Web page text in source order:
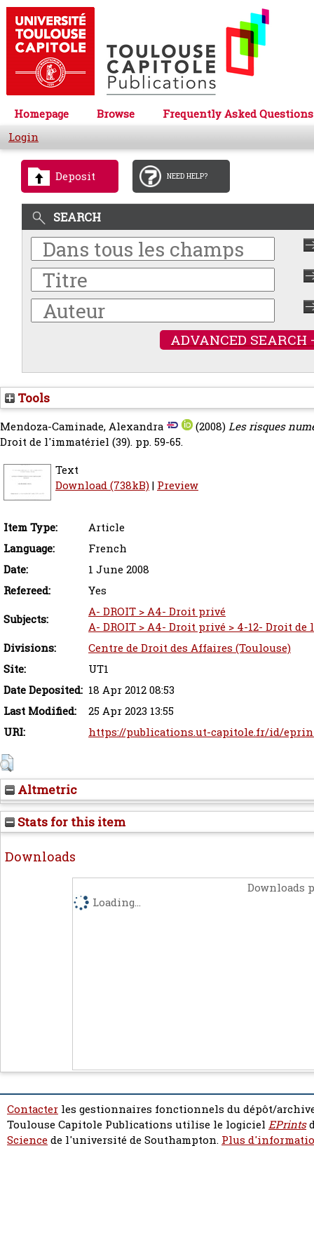
Homepage Browse
Frequently Asked Questions
Login
Deposit NEED HELP?
SEARCH
ADVANCED SEARCH
Tools
Mendoza-Caminade, Alexandra (2008)Les risques
Droit de l'immatériel (39). pp. 59-65.
Text
Download (738kB)| Preview
Item Type:
Article
Language:
French
Date:
1 June 2008
Refereed:
Yes
Subjects:
A- DROIT > A4- Droit privé
A- DROIT > A4- Droit privé > 4-12- Droit
Divisions:
Centre de Droit des Affaires (Toulouse)
Site:
UT1
Date Deposited: 18 Apr 2012 08:53
Last Modified:
25 Apr 2023 13:55
URI:
https://publications.ut-capitole.fr/id/
Altmetric
Stats for this item
Downloads
Downloads
Loading...
Contacter les gestionnaires fonctionnels du dépôt/
Toulouse Capitole Publications utilise le logiciel EPrints
Sciencede l'université de Southampton. Plus